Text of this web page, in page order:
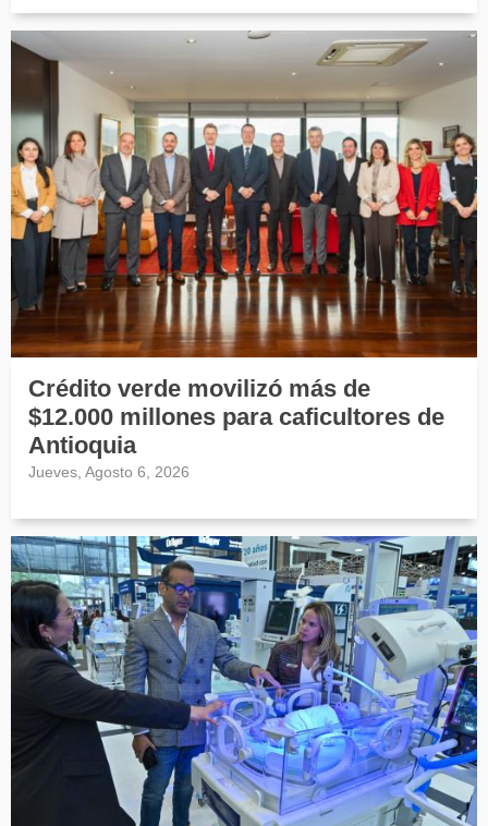
Crédito verde movilizó más de
$12.000 millones para caficultores de
Antioquia
Jueves, Agosto 6, 2026